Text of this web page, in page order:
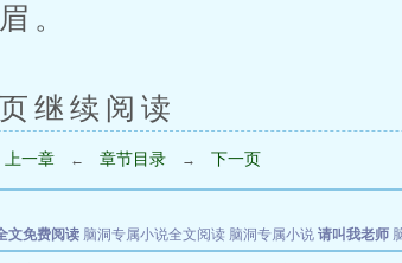
。
续阅读
上一章 ← 章节目录 → 下一页
文免费阅读 脑洞专属小说全文阅读 脑洞专属小说 请叫我老师